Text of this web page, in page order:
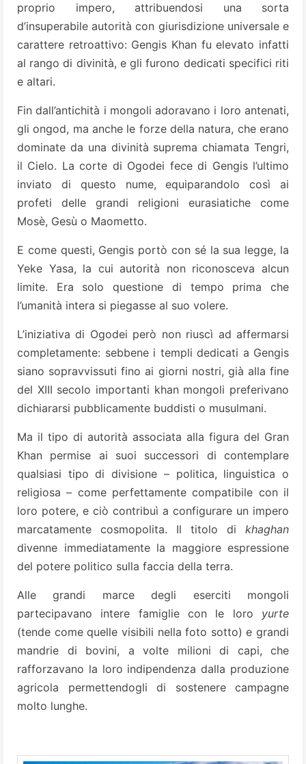
proprio impero, attribuendosi una sorta
d’insuperabile autorità con giurisdizione universale e
carattere retroattivo: Gengis Khan fu elevato infatti
al rango di divinità, e gli furono dedicati specifici riti
e altari.
Fin dall’antichità i mongoli adoravano i loro antenati,
gli ongod, ma anche le forze della natura, che erano
dominate da una divinità suprema chiamata Tengri,
il Cielo. La corte di Ogodei fece di Gengis l’ultimo
inviato di questo nume, equiparandolo così ai
profeti delle grandi religioni eurasiatiche come
Mosè, Gesù o Maometto.
E come questi, Gengis portò con sé la sua legge, la
Yeke Yasa, la cui autorità non riconosceva alcun
limite. Era solo questione di tempo prima che
l’umanità intera si piegasse al suo volere.
L’iniziativa di Ogodei però non riuscì ad affermarsi
completamente: sebbene i templi dedicati a Gengis
siano sopravvissuti fino ai giorni nostri, già alla fine
del XIII secolo importanti khan mongoli preferivano
dichiararsi pubblicamente buddisti o musulmani.
Ma il tipo di autorità associata alla figura del Gran
Khan permise ai suoi successori di contemplare
qualsiasi tipo di divisione – politica, linguistica o
religiosa – come perfettamente compatibile con il
loro potere, e ciò contribuì a configurare un impero
marcatamente cosmopolita. Il titolo di khaghan
divenne immediatamente la maggiore espressione
del potere politico sulla faccia della terra.
Alle grandi marce degli eserciti mongoli
partecipavano intere famiglie con le loro yurte
(tende come quelle visibili nella foto sotto) e grandi
mandrie di bovini, a volte milioni di capi, che
rafforzavano la loro indipendenza dalla produzione
agricola permettendogli di sostenere campagne
molto lunghe.